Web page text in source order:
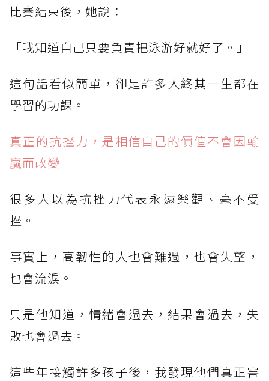
比賽結束後，她說：
「我知道自己只要負責把泳游好就好了。」
這句話看似簡單，卻是許多人終其一生都在
學習的功課。
真正的抗挫力，是相信自己的價值不會因輸
贏而改變
很多人以為抗挫力代表永遠樂觀、毫不受
挫。
事實上，高韌性的人也會難過，也會失望，
也會流淚。
只是他知道，情緒會過去，結果會過去，失
敗也會過去。
這些年接觸許多孩子後，我發現他們真正害